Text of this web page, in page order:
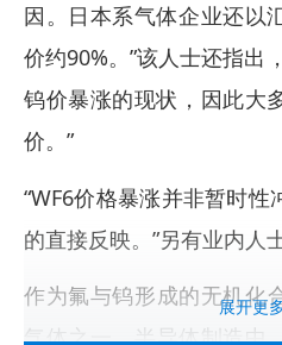
因。日本系气体企业还以
价约90%。”该人士还指出
钨价暴涨的现状，因此大
价。”
“WF6价格暴涨并非暂时
的直接反映。”另有业内人
作为氟与钨形成的无机化
气体之一。半导体制造中
展开更